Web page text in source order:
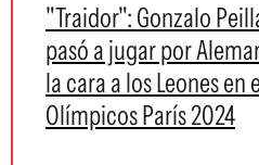
"Traidor": Gonzalo
pasó a jugar por
la cara a los Leones
Olímpicos París 2024